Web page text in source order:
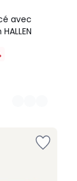
avec